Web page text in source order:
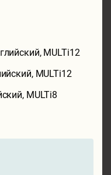
MULTi12
MULTi12
MULTi8